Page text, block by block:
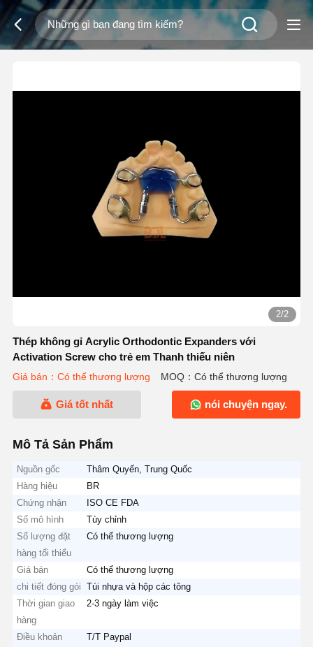
2/2
Thép không gỉ Acrylic Orthodontic Expanders với
Activation Screw cho trẻ em Thanh thiếu niên
Giá bán：Có thể thương lượng MOQ：Có thể thương lượng
Giá tốt nhất nói chuyện ngay.
Mô Tả Sản Phẩm
Nguồn gốc
Thâm Quyến, Trung Quốc
Hàng hiệu
BR
Chứng nhận
ISO CE FDA
Số mô hình
Tùy chỉnh
Số lượng đặt
hàng tối thiểu
Có thể thương lượng
Giá bán
Có thể thương lượng
chi tiết đóng gói
Túi nhựa và hộp các tông
Thời gian giao
hàng
2-3 ngày làm việc
Điều khoản
T/T Paypal